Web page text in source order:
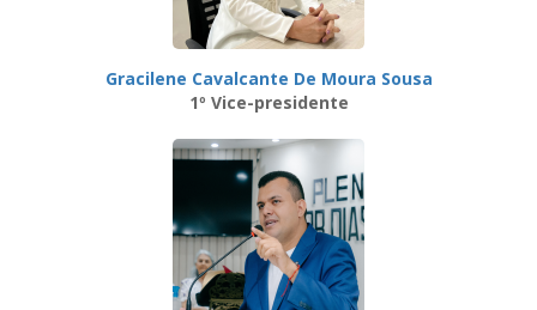
Gracilene Cavalcante De Moura Sousa
1º Vice-presidente